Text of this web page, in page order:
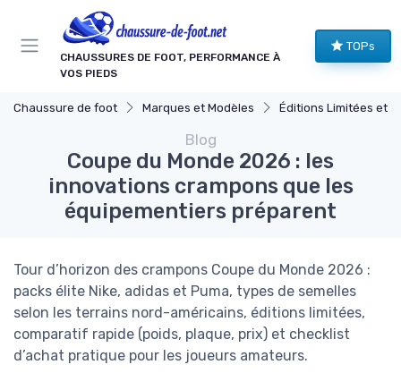
CHAUSSURES DE FOOT, PERFORMANCE À
VOS PIEDS
TOPs
Chaussure de foot Marques et Modèles Éditions Limitées et
Blog
Coupe du Monde 2026 : les
innovations crampons que les
équipementiers préparent
Tour d’horizon des crampons Coupe du Monde 2026 :
packs élite Nike, adidas et Puma, types de semelles
selon les terrains nord-américains, éditions limitées,
comparatif rapide (poids, plaque, prix) et checklist
d’achat pratique pour les joueurs amateurs.
Panneau de gestion des cookies